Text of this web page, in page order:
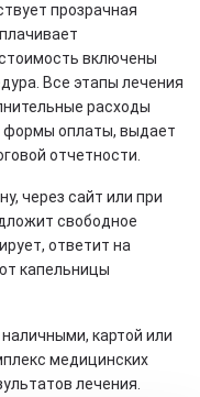
прозрачная
включены
Все этапы лечения
расходы
оплаты, выдает
отчетности.
через сайт или при
свободное
ответит на
капельницы
картой или
медицинских
лечения.